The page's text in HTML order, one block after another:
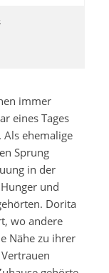
immer
eines Tages
Als ehemalige
Sprung
in der
und
Dorita
wo andere
Nähe zu ihrer